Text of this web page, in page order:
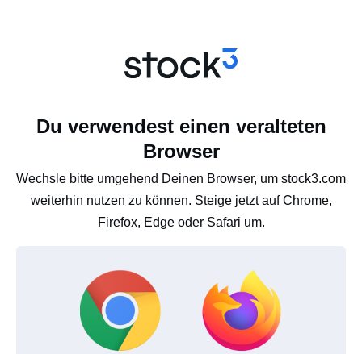
Du verwendest einen veralteten
Browser
Wechsle bitte umgehend Deinen Browser, um stock3.com
weiterhin nutzen zu können. Steige jetzt auf Chrome,
Firefox, Edge oder Safari um.